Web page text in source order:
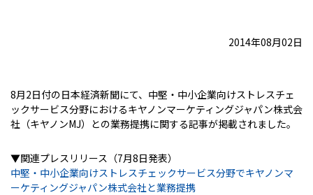
2014年08月02日
8月2日付の日本経済新聞にて、中堅・中小企業向けストレスチェ
ックサービス分野におけるキヤノンマーケティングジャパン株式会
社（キヤノンMJ）との業務提携に関する記事が掲載されました。
▼関連プレスリリース（7月8日発表）
中堅・中小企業向けストレスチェックサービス分野でキヤノンマ
ーケティングジャパン株式会社と業務提携